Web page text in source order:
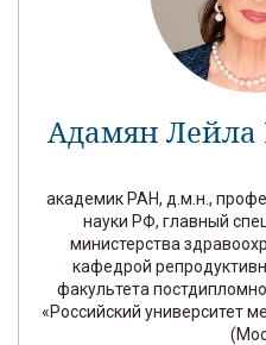
Адамян
академик РАН, д.м.н.,
науки РФ, главный
министерства
кафедрой
факультета
«Российский университет